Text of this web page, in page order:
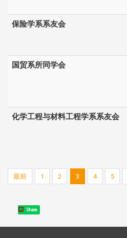
保险学系系友会
国贸系所同学会
化学工程与材料工程学系系友会
最前 1 2 3 4 5
Share